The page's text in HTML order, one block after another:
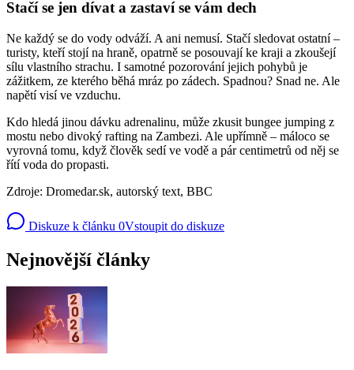
Stačí se jen dívat a zastaví se vám dech
Ne každý se do vody odváží. A ani nemusí. Stačí sledovat ostatní –
turisty, kteří stojí na hraně, opatrně se posouvají ke kraji a zkoušejí
sílu vlastního strachu. I samotné pozorování jejich pohybů je
zážitkem, ze kterého běhá mráz po zádech. Spadnou? Snad ne. Ale
napětí visí ve vzduchu.
Kdo hledá jinou dávku adrenalinu, může zkusit bungee jumping z
mostu nebo divoký rafting na Zambezi. Ale upřímně – máloco se
vyrovná tomu, když člověk sedí ve vodě a pár centimetrů od něj se
řítí voda do propasti.
Zdroje: Dromedar.sk, autorský text, BBC
Diskuze k článku 0Vstoupit do diskuze
Nejnovější články